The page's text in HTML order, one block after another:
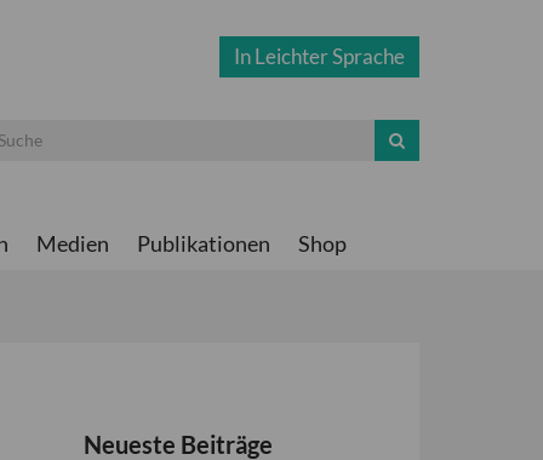
In Leichter Sprache
Medien Publikationen Shop
Neueste Beiträge